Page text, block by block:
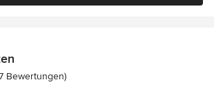
5 von 5 Sternen
Bewertungen)